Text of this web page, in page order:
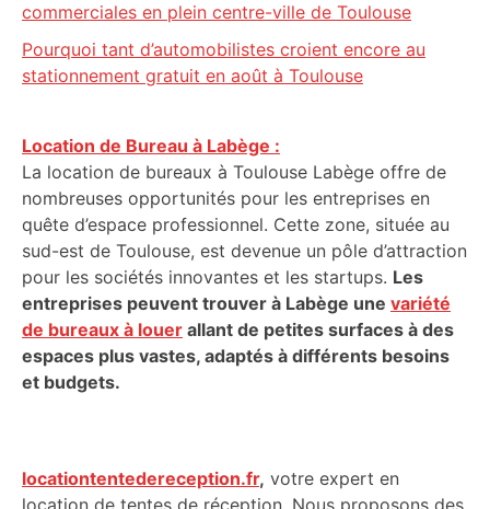
commerciales en plein centre-ville de Toulouse
Pourquoi tant d’automobilistes croient encore au
stationnement gratuit en août à Toulouse
Location de Bureau à Labège :
La location de bureaux à Toulouse Labège offre de
nombreuses opportunités pour les entreprises en
quête d’espace professionnel. Cette zone, située au
sud-est de Toulouse, est devenue un pôle d’attraction
pour les sociétés innovantes et les startups. Les
entreprises peuvent trouver à Labège une variété
de bureaux à louer allant de petites surfaces à des
espaces plus vastes, adaptés à différents besoins
et budgets.
locationtentedereception.fr, votre expert en
location de tentes de réception. Nous proposons des